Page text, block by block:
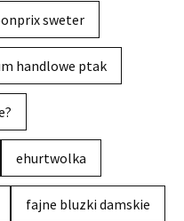
sweter
handlowe ptak
ehurtwolka
fajne bluzki damskie